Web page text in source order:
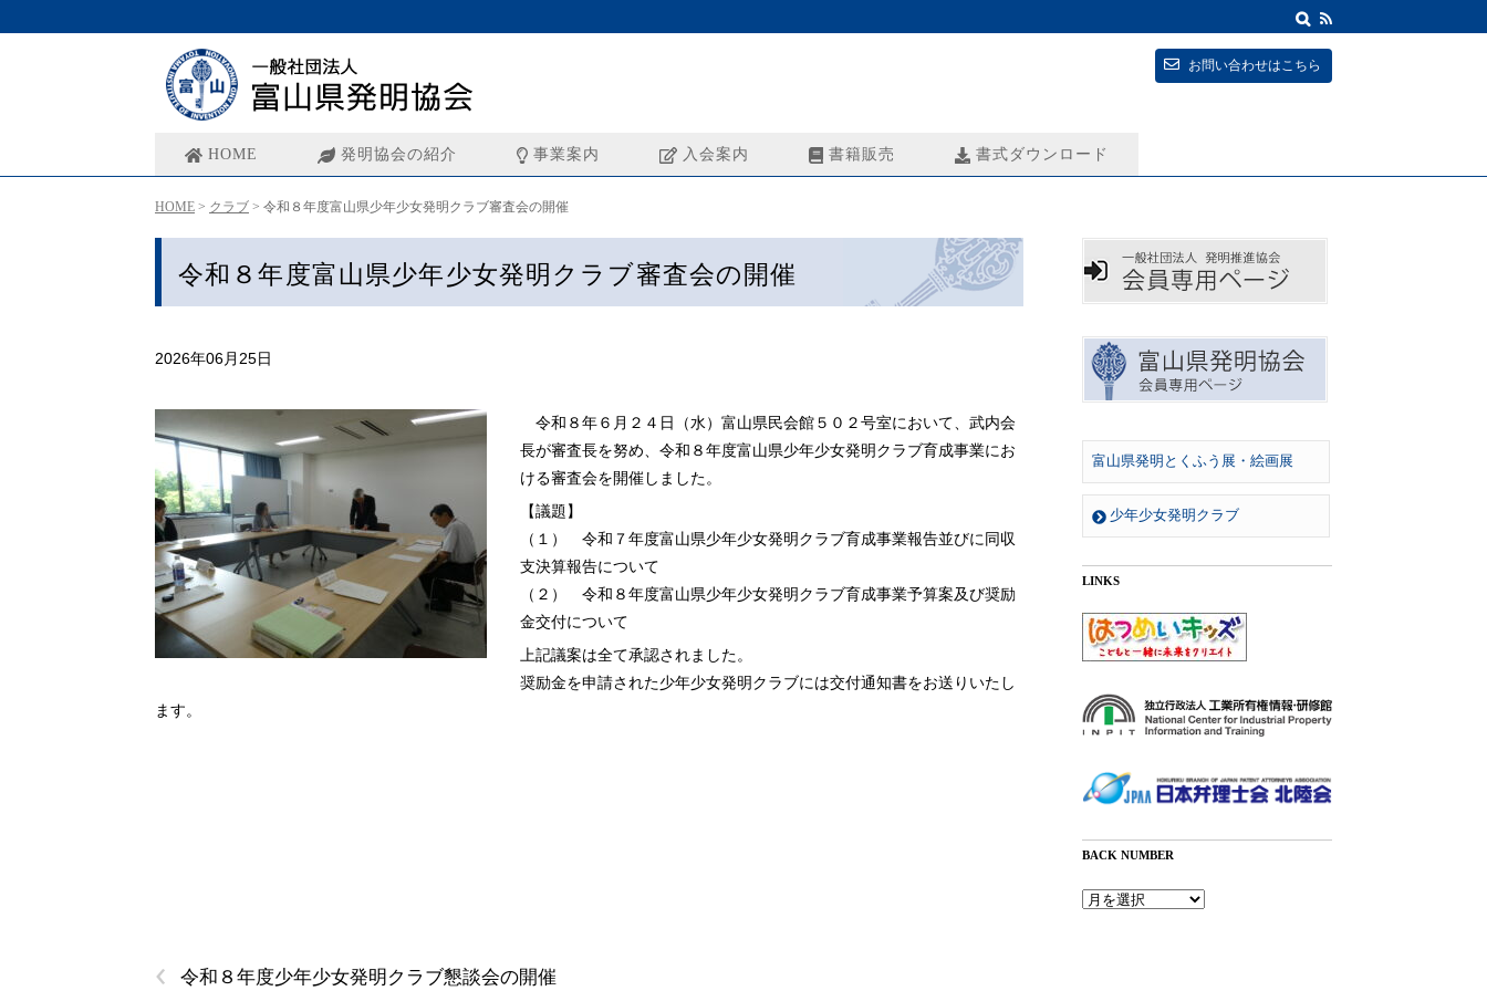
HOME 発明協会の紹介 事業案内 入会案内 書籍販売 書式ダウンロード
お問い合わせはこちら
HOME > クラブ > 令和８年度富山県少年少女発明クラブ審査会の開催
令和８年度富山県少年少女発明クラブ審査会の開催
2026年06月25日
令和８年６月２４日（水）富山県民会館５０２号室において、武内会
長が審査長を努め、令和８年度富山県少年少女発明クラブ育成事業にお
ける審査会を開催しました。
【議題】
（１） 令和７年度富山県少年少女発明クラブ育成事業報告並びに同収
支決算報告について
（２） 令和８年度富山県少年少女発明クラブ育成事業予算案及び奨励
金交付について
上記議案は全て承認されました。
奨励金を申請された少年少女発明クラブには交付通知書をお送りいたし
ます。
‹ 令和８年度少年少女発明クラブ懇談会の開催
富山県発明とくふう展・絵画展
少年少女発明クラブ
LINKS
BACK NUMBER
Back